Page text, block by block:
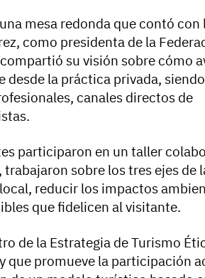
mesa redonda que contó con
como presidenta de la
su visión sobre cómo
desde la práctica privada,
canales directos de
participaron en un taller
sobre los tres ejes de
reducir los impactos
que fidelicen al visitante.
de la Estrategia de Turismo
que promueve la participación